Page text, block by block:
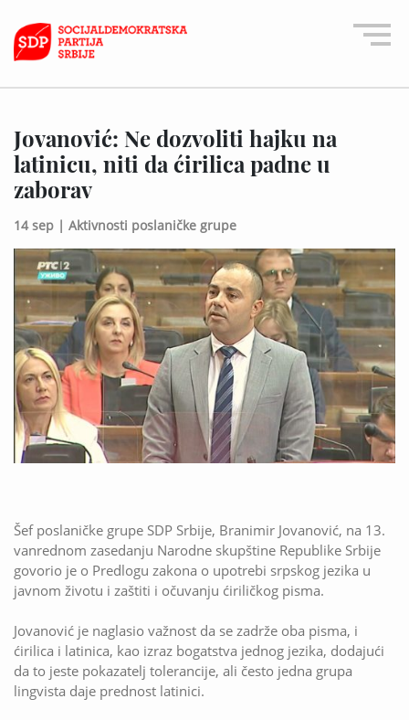
Jovanović: Ne dozvoliti hajku na
latinicu, niti da ćirilica padne u
zaborav
14 sep | Aktivnosti poslaničke grupe
Šef poslaničke grupe SDP Srbije, Branimir Jovanović, na 13.
vanrednom zasedanju Narodne skupštine Republike Srbije
govorio je o Predlogu zakona o upotrebi srpskog jezika u
javnom životu i zaštiti i očuvanju ćiriličkog pisma.
Jovanović je naglasio važnost da se zadrže oba pisma, i
ćirilica i latinica, kao izraz bogatstva jednog jezika, dodajući
da to jeste pokazatelj tolerancije, ali često jedna grupa
lingvista daje prednost latinici.